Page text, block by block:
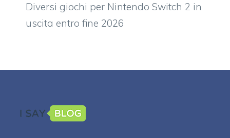
Diversi giochi per Nintendo Switch 2 in
uscita entro fine 2026